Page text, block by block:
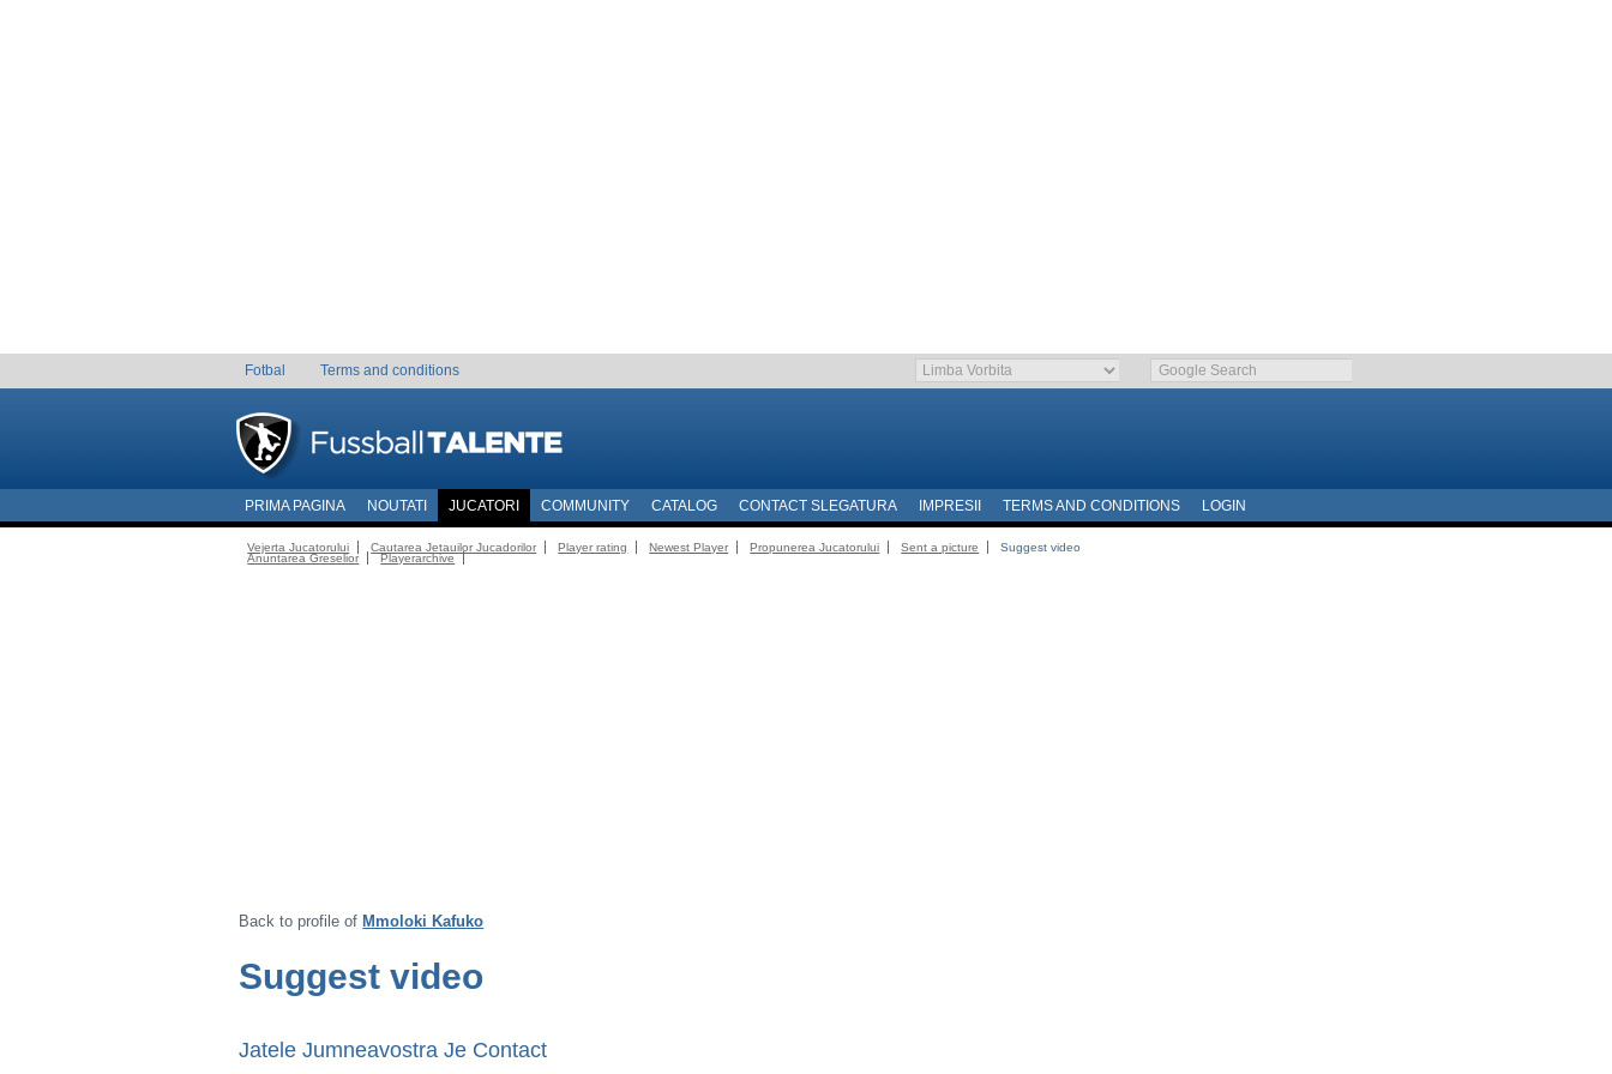
Fotbal Terms and conditions
PRIMA PAGINA NOUTATI JUCATORI COMMUNITY CATALOG CONTACT SLEGATURA IMPRESII TERMS AND CONDITIONS LOGIN
Vejerta Jucatorului Cautarea Jetauilor Jucadorilor Player rating Newest Player Propunerea Jucatorului Sent a picture
Suggest video
Anuntarea Greselior
Playerarchive
Back to profile of Mmoloki Kafuko
Suggest video
Jatele Jumneavostra Je Contact